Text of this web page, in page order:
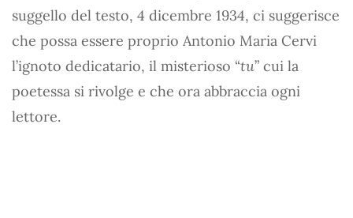
suggello del testo, 4 dicembre 1934, ci suggerisce
che possa essere proprio Antonio Maria Cervi
l’ignoto dedicatario, il misterioso “tu” cui la
poetessa si rivolge e che ora abbraccia ogni
lettore.